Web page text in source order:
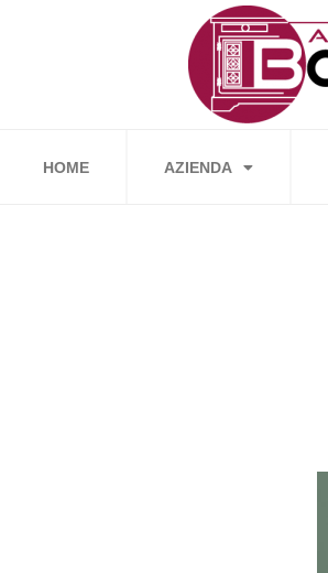
HOME AZIENDA